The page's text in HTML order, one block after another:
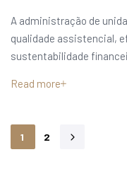
A administração de
qualidade assistencial,
sustentabilidade
Read more
1 2